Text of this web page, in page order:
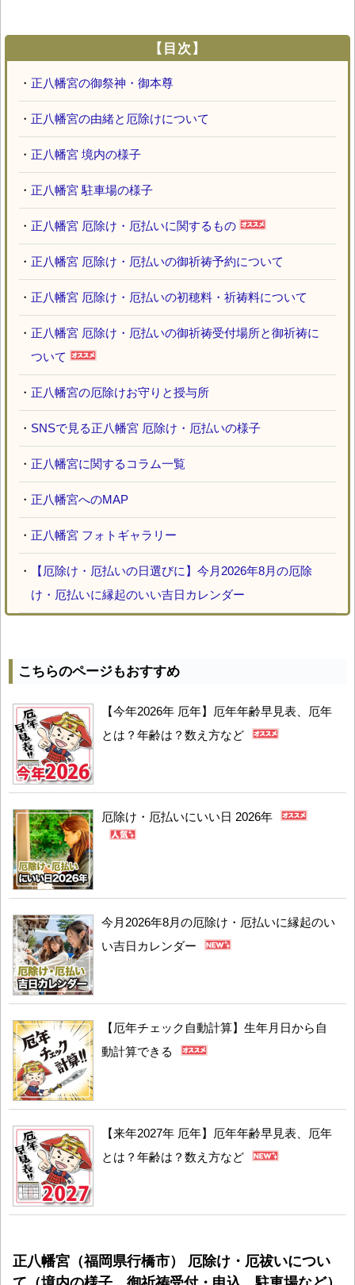
【目次】
・ 正八幡宮の御祭神・御本尊
・ 正八幡宮の由緒と厄除けについて
・ 正八幡宮 境内の様子
・ 正八幡宮 駐車場の様子
・ 正八幡宮 厄除け・厄払いに関するもの
・ 正八幡宮 厄除け・厄払いの御祈祷予約について
・ 正八幡宮 厄除け・厄払いの初穂料・祈祷料について
・ 正八幡宮 厄除け・厄払いの御祈祷受付場所と御祈祷に
ついて
・ 正八幡宮の厄除けお守りと授与所
・ SNSで見る正八幡宮 厄除け・厄払いの様子
・ 正八幡宮に関するコラム一覧
・ 正八幡宮へのMAP
・ 正八幡宮 フォトギャラリー
・
【厄除け・厄払いの日選びに】今月2026年8月の厄除
け・厄払いに縁起のいい吉日カレンダー
こちらのページもおすすめ
【今年2026年 厄年】厄年年齢早見表、厄年
とは？年齢は？数え方など
厄除け・厄払いにいい日 2026年
今月2026年8月の厄除け・厄払いに縁起のい
い吉日カレンダー
【厄年チェック自動計算】生年月日から自
動計算できる
【来年2027年 厄年】厄年年齢早見表、厄年
とは？年齢は？数え方など
正八幡宮（福岡県行橋市） 厄除け・厄祓いについ